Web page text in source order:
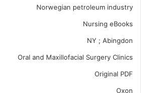
Norwegian petroleum industry
Nursing eBooks
NY ; Abingdon
Oral and Maxillofacial Surgery Clinics
Original PDF
Oxon